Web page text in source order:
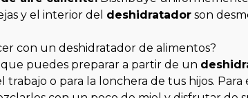
y el interior del deshidratador son
con un deshidratador de alimentos?
puedes preparar a partir de un
trabajo o para la lonchera de tus hijos.